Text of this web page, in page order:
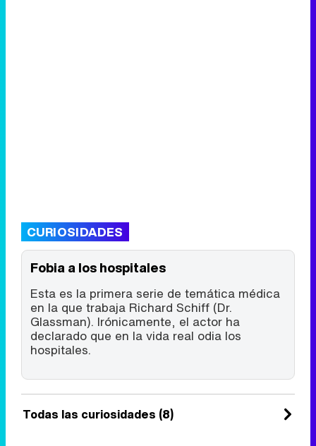
CURIOSIDADES
Fobia a los hospitales
Esta es la primera serie de temática médica
en la que trabaja Richard Schiff (Dr.
Glassman). Irónicamente, el actor ha
declarado que en la vida real odia los
hospitales.
Todas las curiosidades (8)